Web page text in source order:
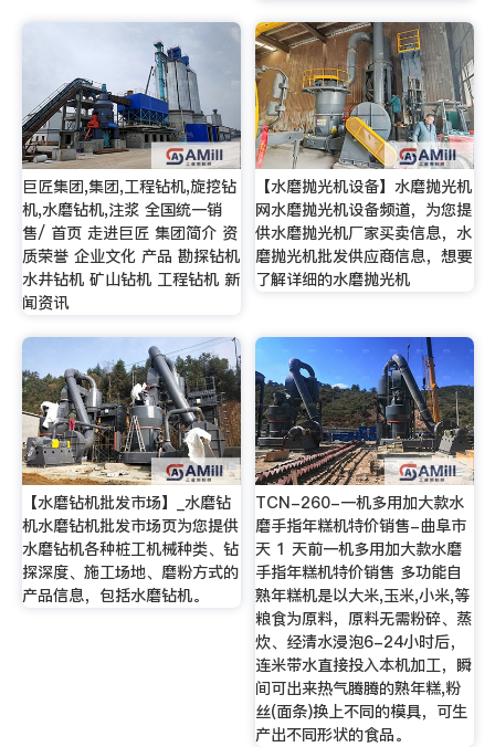
巨匠集团,集团,工程钻机,旋挖钻
机,水磨钻机,注浆 全国统一销
售/ 首页 走进巨匠 集团简介 资
质荣誉 企业文化 产品 勘探钻机
水井钻机 矿山钻机 工程钻机 新
闻资讯
【水磨抛光机设备】水磨抛光机
网水磨抛光机设备频道，为您提
供水磨抛光机厂家买卖信息，水
磨抛光机批发供应商信息，想要
了解详细的水磨抛光机
【水磨钻机批发市场】_水磨钻
机水磨钻机批发市场页为您提供
水磨钻机各种桩工机械种类、钻
探深度、施工场地、磨粉方式的
产品信息，包括水磨钻机。
TCN-260-一机多用加大款水
磨手指年糕机特价销售-曲阜市
天 1 天前一机多用加大款水磨
手指年糕机特价销售 多功能自
熟年糕机是以大米,玉米,小米,等
粮食为原料，原料无需粉碎、蒸
炊、经清水浸泡6-24小时后，
连米带水直接投入本机加工，瞬
间可出来热气腾腾的熟年糕,粉
丝(面条)换上不同的模具，可生
产出不同形状的食品。